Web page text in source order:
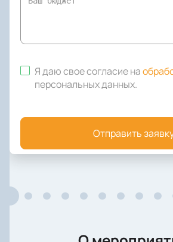
Я даю свое согласие на
персональных данных.
Отправить